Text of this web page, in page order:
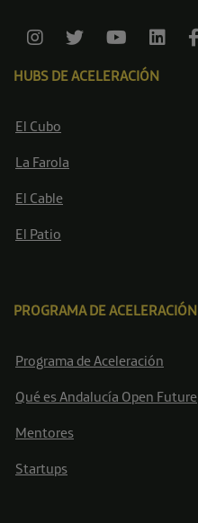
HUBS DE ACELERACIÓN
El Cubo
La Farola
El Cable
El Patio
PROGRAMA DE ACELERACIÓN
Programa de Aceleración
Qué es Andalucía Open Future
Mentores
Startups